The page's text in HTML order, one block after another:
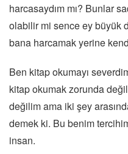
harcasaydım mı? Bunlar
olabilir mi sence ey büyük
bana harcamak yerine
Ben kitap okumayı
kitap okumak zorunda
değilim ama iki şey
demek ki. Bu benim
insan.